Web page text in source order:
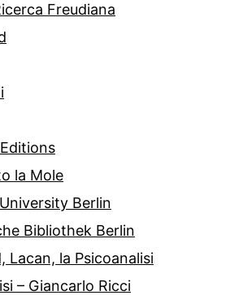
Freudiana
la Mole
Berlin
Bibliothek Berlin
Lacan, la Psicoanalisi
– Giancarlo Ricci